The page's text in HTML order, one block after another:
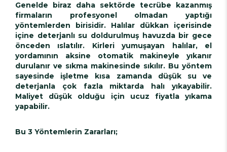
Genelde biraz daha sektörde tecrübe kazanmış
firmaların profesyonel olmadan yaptığı
yöntemlerden birisidir. Halılar dükkan içerisinde
içine deterjanlı su doldurulmuş havuzda bir gece
önceden ıslatılır. Kirleri yumuşayan halılar, el
yordamının aksine otomatik makineyle yıkanır
durulanır ve sıkma makinesinde sıkılır. Bu yöntem
sayesinde işletme kısa zamanda düşük su ve
deterjanla çok fazla miktarda halı yıkayabilir.
Maliyet düşük olduğu için ucuz fiyatla yıkama
yapabilir.
Bu 3 Yöntemlerin Zararları;